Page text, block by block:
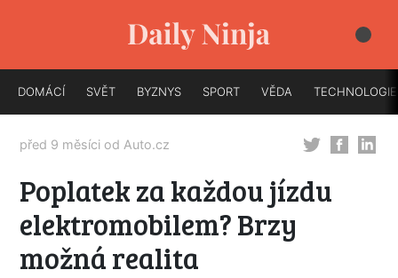
DOMÁCÍ SVĚT BYZNYS SPORT VĚDA TECHNOLOGIE
před 9 měsíci od Auto.cz
Poplatek za každou jízdu
elektromobilem? Brzy
možná realita